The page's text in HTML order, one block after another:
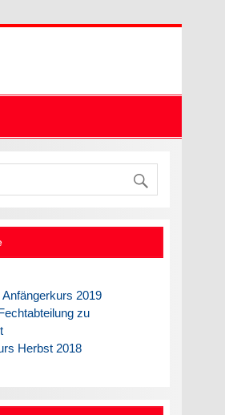
Anfängerkurs 2019
zu
Herbst 2018